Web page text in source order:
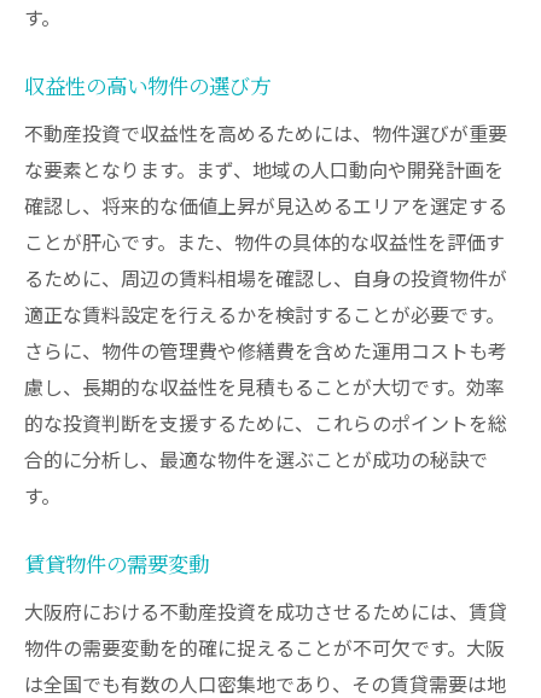
す。
収益性の高い物件の選び方
不動産投資で収益性を高めるためには、物件選びが重要
な要素となります。まず、地域の人口動向や開発計画を
確認し、将来的な価値上昇が見込めるエリアを選定する
ことが肝心です。また、物件の具体的な収益性を評価す
るために、周辺の賃料相場を確認し、自身の投資物件が
適正な賃料設定を行えるかを検討することが必要です。
さらに、物件の管理費や修繕費を含めた運用コストも考
慮し、長期的な収益性を見積もることが大切です。効率
的な投資判断を支援するために、これらのポイントを総
合的に分析し、最適な物件を選ぶことが成功の秘訣で
す。
賃貸物件の需要変動
大阪府における不動産投資を成功させるためには、賃貸
物件の需要変動を的確に捉えることが不可欠です。大阪
は全国でも有数の人口密集地であり、その賃貸需要は地